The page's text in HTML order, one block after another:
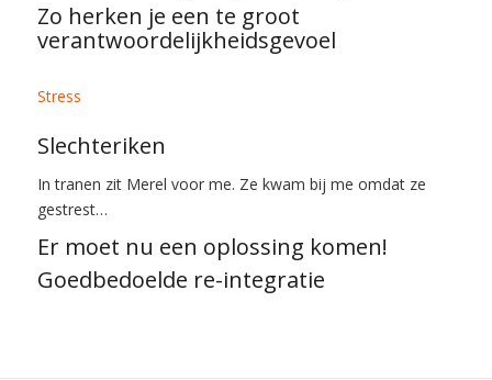
Zo herken je een te groot
verantwoordelijkheidsgevoel
Stress
Slechteriken
In tranen zit Merel voor me. Ze kwam bij me omdat ze
gestrest…
Er moet nu een oplossing komen!
Goedbedoelde re-integratie